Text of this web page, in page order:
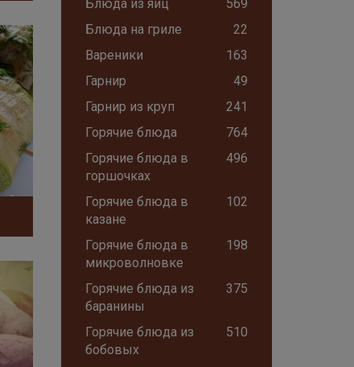
Блюда из яиц
569
Блюда на гриле
22
Вареники
163
Гарнир
49
Гарнир из круп
241
Горячие блюда
764
Горячие блюда в
горшочках
496
Горячие блюда в
казане
102
Горячие блюда в
микроволновке
198
Горячие блюда из
баранины
375
Горячие блюда из
бобовых
510